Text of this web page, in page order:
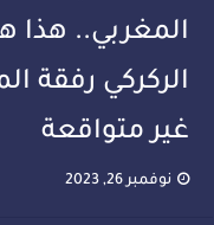
المغربي.. هذا
الركركي رفقة
غير متواقعة
نوفمبر 26, 2023